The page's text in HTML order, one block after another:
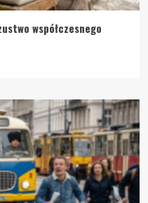
współczesnego